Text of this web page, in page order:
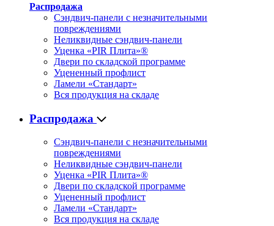
Распродажа
Сэндвич-панели с незначительными
повреждениями
Неликвидные сэндвич-панели
Уценка «PIR Плита»®
Двери по складской программе
Уцененный профлист
Ламели «Стандарт»
Вся продукция на складе
Распродажа
Сэндвич-панели с незначительными
повреждениями
Неликвидные сэндвич-панели
Уценка «PIR Плита»®
Двери по складской программе
Уцененный профлист
Ламели «Стандарт»
Вся продукция на складе